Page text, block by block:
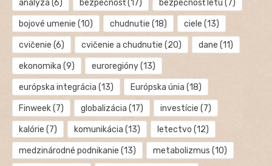
analýza (6) bezpečnosť(17) bezpečnosť letu (7)
bojové umenie (10) chudnutie (18) ciele (13)
cvičenie (6) cvičenie a chudnutie (20) dane (11)
ekonomika (9) euroregióny(13)
európska integrácia (13) Európska únia (18)
Finweek(7) globalizácia (17) investície (7)
kalórie (7) komunikácia (13) letectvo (12)
medzinárodné podnikanie (13) metabolizmus (10)